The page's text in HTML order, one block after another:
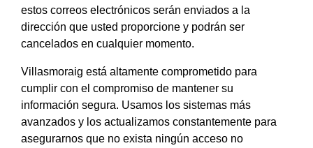
estos correos electrónicos serán enviados a la
dirección que usted proporcione y podrán ser
cancelados en cualquier momento.
Villasmoraig está altamente comprometido para
cumplir con el compromiso de mantener su
información segura. Usamos los sistemas más
avanzados y los actualizamos constantemente para
asegurarnos que no exista ningún acceso no